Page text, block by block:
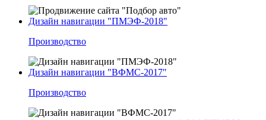
Дизайн навигации "ПМЭФ-2018"
Производство
Дизайн навигации "ВФМС-2017"
Производство